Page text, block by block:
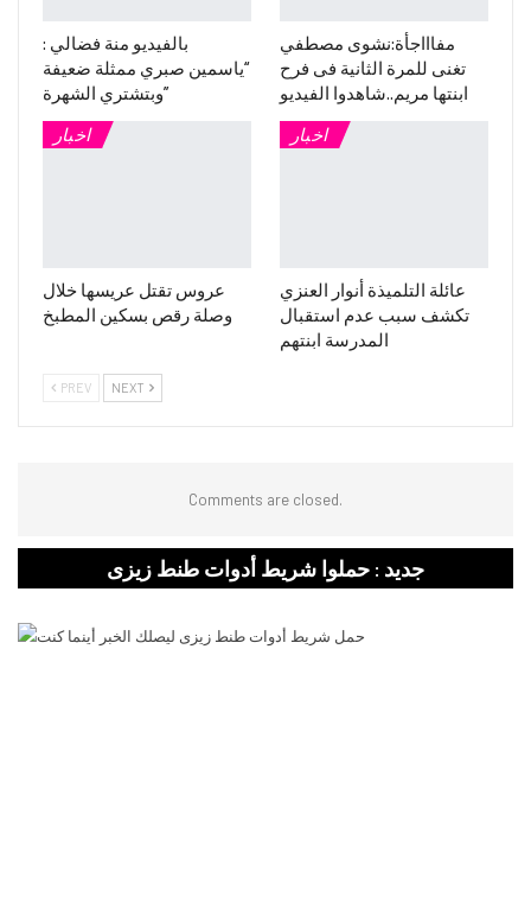
بالفيديو منة فضالي :
“ياسمين صبري ممثلة ضعيفة
وبتشتري الشهرة”
مفاااجأة:نشوى مصطفي
تغنى للمرة الثانية فى فرح
ابنتها مريم..شاهدوا الفيديو
اخبار
عروس تقتل عريسها خلال
وصلة رقص بسكين المطبخ
اخبار
عائلة التلميذة أنوار العنزي
تكشف سبب عدم استقبال
المدرسة ابنتهم
PREV NEXT
Comments are closed.
جديد : حملوا شريط أدوات طنط زيزى